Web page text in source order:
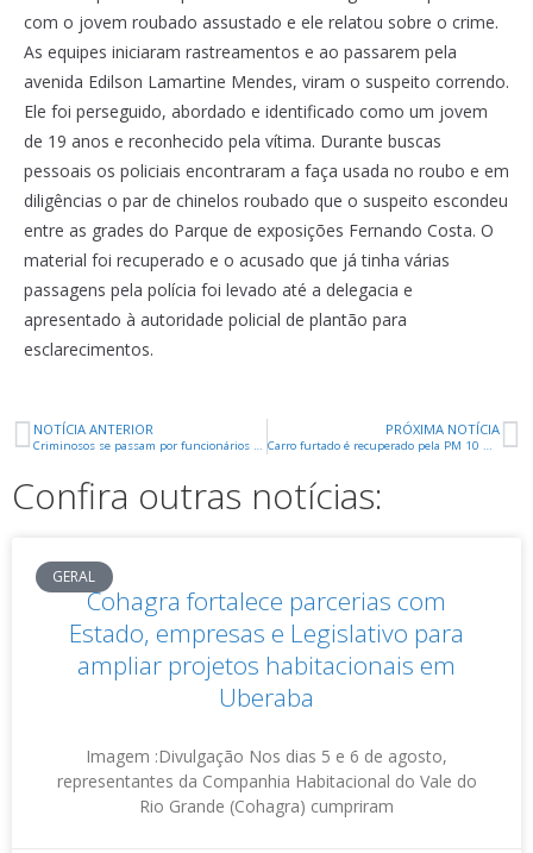
com o jovem roubado assustado e ele relatou sobre o crime.
As equipes iniciaram rastreamentos e ao passarem pela
avenida Edilson Lamartine Mendes, viram o suspeito correndo.
Ele foi perseguido, abordado e identificado como um jovem
de 19 anos e reconhecido pela vítima. Durante buscas
pessoais os policiais encontraram a faça usada no roubo e em
diligências o par de chinelos roubado que o suspeito escondeu
entre as grades do Parque de exposições Fernando Costa. O
material foi recuperado e o acusado que já tinha várias
passagens pela polícia foi levado até a delegacia e
apresentado à autoridade policial de plantão para
esclarecimentos.
NOTÍCIA ANTERIOR
Criminosos se passam por funcionários do INSS é furtam R$ 20 mil de aposentado
PRÓXIMA NOTÍCIA
Carro furtado é recuperado pela PM 10 minutos após o crime
Confira outras notícias:
GERAL
Cohagra fortalece parcerias com
Estado, empresas e Legislativo para
ampliar projetos habitacionais em
Uberaba
Imagem :Divulgação Nos dias 5 e 6 de agosto,
representantes da Companhia Habitacional do Vale do
Rio Grande (Cohagra) cumpriram